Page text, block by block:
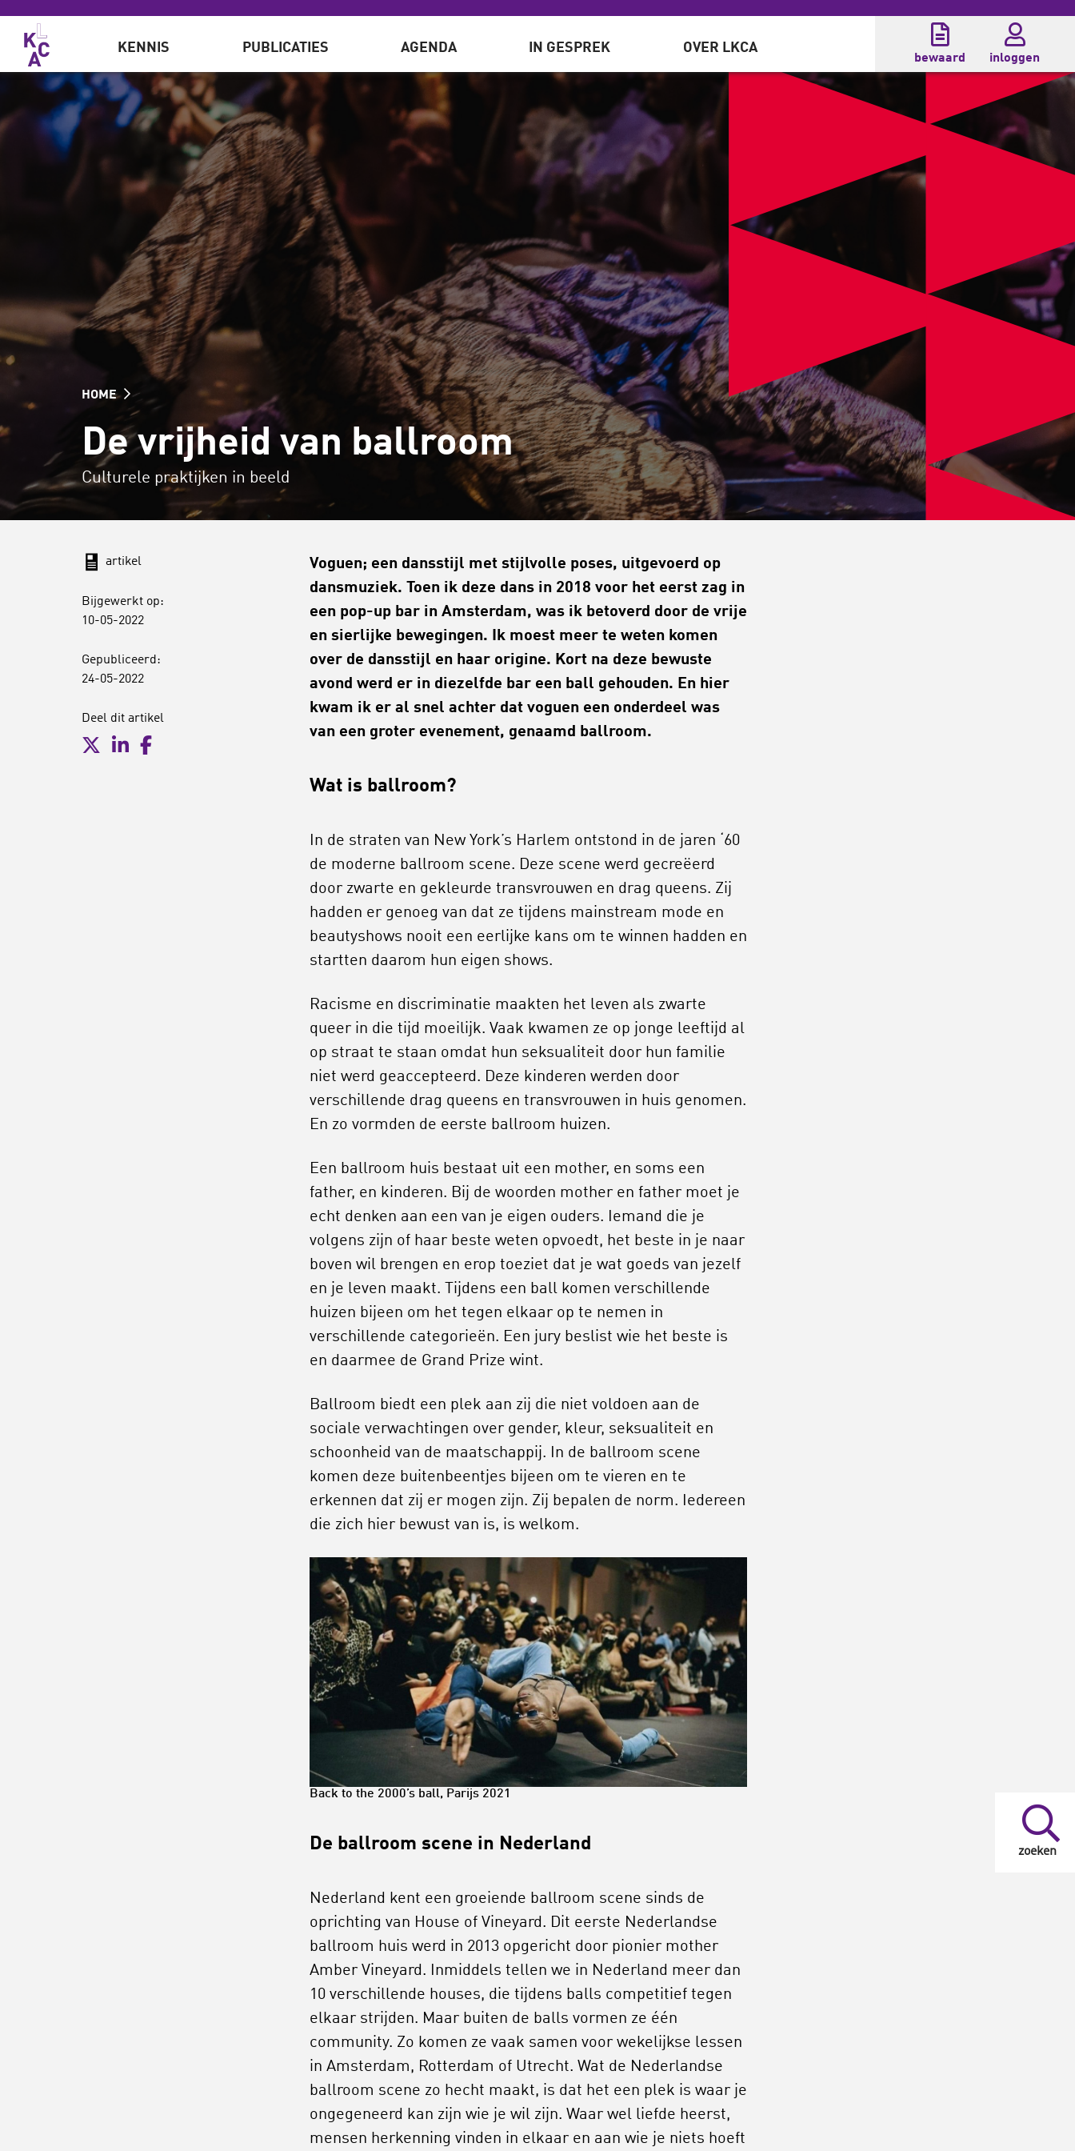
Overslaan en naar de inhoud gaan
zoeken
KENNIS PUBLICATIES AGENDA IN GESPREK OVER LKCA
bewaard inloggen
HOME
De vrijheid van ballroom
Culturele praktijken in beeld
artikel
Bijgewerkt op:
10-05-2022
Gepubliceerd:
24-05-2022
Deel dit artikel
Voguen; een dansstijl met stijlvolle poses, uitgevoerd op
dansmuziek. Toen ik deze dans in 2018 voor het eerst zag in
een pop-up bar in Amsterdam, was ik betoverd door de vrije
en sierlijke bewegingen. Ik moest meer te weten komen
over de dansstijl en haar origine. Kort na deze bewuste
avond werd er in diezelfde bar een ball gehouden. En hier
kwam ik er al snel achter dat voguen een onderdeel was
van een groter evenement, genaamd ballroom.
Wat is ballroom?
In de straten van New York’s Harlem ontstond in de jaren ‘60
de moderne ballroom scene. Deze scene werd gecreëerd
door zwarte en gekleurde transvrouwen en drag queens. Zij
hadden er genoeg van dat ze tijdens mainstream mode en
beautyshows nooit een eerlijke kans om te winnen hadden en
startten daarom hun eigen shows.
Racisme en discriminatie maakten het leven als zwarte
queer in die tijd moeilijk. Vaak kwamen ze op jonge leeftijd al
op straat te staan omdat hun seksualiteit door hun familie
niet werd geaccepteerd. Deze kinderen werden door
verschillende drag queens en transvrouwen in huis genomen.
En zo vormden de eerste ballroom huizen.
Een ballroom huis bestaat uit een mother, en soms een
father, en kinderen. Bij de woorden mother en father moet je
echt denken aan een van je eigen ouders. Iemand die je
volgens zijn of haar beste weten opvoedt, het beste in je naar
boven wil brengen en erop toeziet dat je wat goeds van jezelf
en je leven maakt. Tijdens een ball komen verschillende
huizen bijeen om het tegen elkaar op te nemen in
verschillende categorieën. Een jury beslist wie het beste is
en daarmee de Grand Prize wint.
Ballroom biedt een plek aan zij die niet voldoen aan de
sociale verwachtingen over gender, kleur, seksualiteit en
schoonheid van de maatschappij. In de ballroom scene
komen deze buitenbeentjes bijeen om te vieren en te
erkennen dat zij er mogen zijn. Zij bepalen de norm. Iedereen
die zich hier bewust van is, is welkom.
Back to the 2000’s ball, Parijs 2021
De ballroom scene in Nederland
Nederland kent een groeiende ballroom scene sinds de
oprichting van House of Vineyard. Dit eerste Nederlandse
ballroom huis werd in 2013 opgericht door pionier mother
Amber Vineyard. Inmiddels tellen we in Nederland meer dan
10 verschillende houses, die tijdens balls competitief tegen
elkaar strijden. Maar buiten de balls vormen ze één
community. Zo komen ze vaak samen voor wekelijkse lessen
in Amsterdam, Rotterdam of Utrecht. Wat de Nederlandse
ballroom scene zo hecht maakt, is dat het een plek is waar je
ongegeneerd kan zijn wie je wil zijn. Waar wel liefde heerst,
mensen herkenning vinden in elkaar en aan wie je niets hoeft